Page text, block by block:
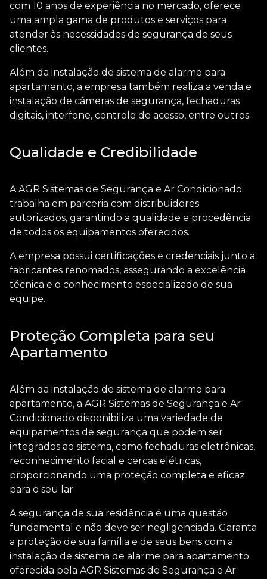
com 10 anos de experiência no mercado, oferece
uma ampla gama de produtos e serviços para
atender às necessidades de segurança de seus
clientes.
Além da instalação de sistema de alarme para
apartamento, a empresa também realiza a venda e
instalação de câmeras de segurança, fechaduras
digitais, interfone, controle de acesso, entre outros.
Qualidade e Credibilidade
A AGR Sistemas de Segurança e Ar Condicionado
trabalha em parceria com distribuidores
autorizados, garantindo a qualidade e procedência
de todos os equipamentos oferecidos.
A empresa possui certificações e credenciais junto a
fabricantes renomados, assegurando a excelência
técnica e o conhecimento especializado de sua
equipe.
Proteção Completa para seu
Apartamento
Além da instalação de sistema de alarme para
apartamento, a AGR Sistemas de Segurança e Ar
Condicionado disponibiliza uma variedade de
equipamentos de segurança que podem ser
integrados ao sistema, como fechaduras eletrônicas,
reconhecimento facial e cercas elétricas,
proporcionando uma proteção completa e eficaz
para o seu lar.
A segurança de sua residência é uma questão
fundamental e não deve ser negligenciada. Garanta
a proteção de sua família e de seus bens com a
instalação de sistema de alarme para apartamento
oferecida pela AGR Sistemas de Segurança e Ar